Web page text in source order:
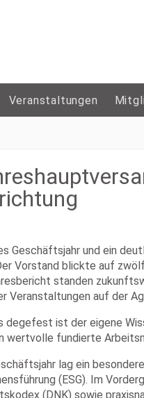
Veranstaltungen
Geschäftsjahr und ein
Vorstand blickte auf
standen
Veranstaltungen auf der
degefest ist der eigene
wertvolle fundierte
lag ein
(ESG). Im
(DNK) sowie